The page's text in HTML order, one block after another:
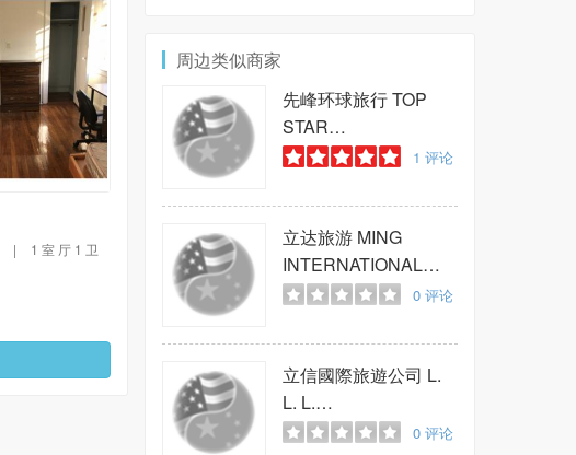
| 1 室 厅 1 卫
周边类似商家
先峰环球旅行TOP
STAR
INTERNATIONAL1 评论
立达旅游 MING
INTERNATIONAL
TRAVE
0 评论
立信國際旅遊公司 L.
L. L.
INTERNATIONAL
0 评论